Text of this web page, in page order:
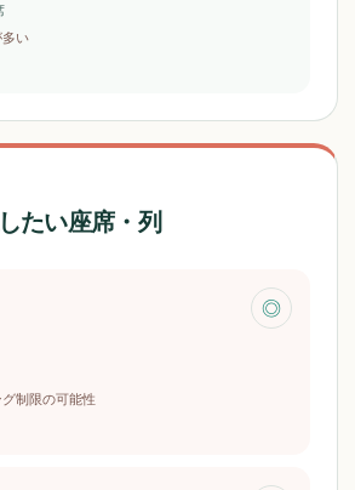
い
たい座席・列
◎
制限の可能性